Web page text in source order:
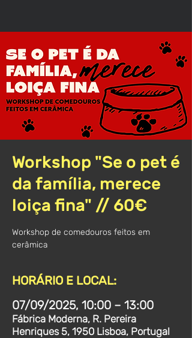
Workshop "Se o pet é
da família, merece
loiça fina" // 60€
Workshop de comedouros feitos em
cerâmica
HORÁRIO E LOCAL:
07/09/2025, 10:00 – 13:00
Fábrica Moderna, R. Pereira
Henriques 5, 1950 Lisboa, Portugal